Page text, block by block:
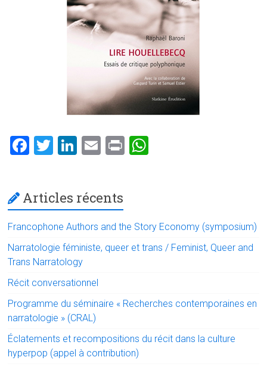
F
b
o
ok
T
er
Li
dI
n
E
l
Pr
A
p
Articles récents
Francophone Authors and the Story Economy (symposium)
Narratologie féministe, queer et trans / Feminist, Queer and
Trans Narratology
Récit conversationnel
Programme du séminaire « Recherches contemporaines en
narratologie » (CRAL)
Éclatements et recompositions du récit dans la culture
hyperpop (appel à contribution)